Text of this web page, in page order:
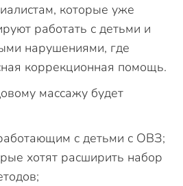
которые уже
работать с детьми и
нарушениями, где
коррекционная помощь.
массажу будет
с детьми с ОВЗ;
хотят расширить набор